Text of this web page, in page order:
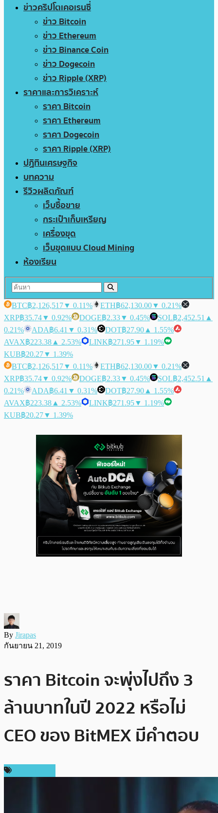
ข่าวคริปโตเคอเรนซี่
ข่าว Bitcoin
ข่าว Ethereum
ข่าว Binance Coin
ข่าว Dogecoin
ข่าว Ripple (XRP)
ราคาและการวิเคราะห์
ราคา Bitcoin
ราคา Ethereum
ราคา Dogecoin
ราคา Ripple (XRP)
ปฏิทินเศรษฐกิจ
บทความ
รีวิวผลิตภัณฑ์
เว็บซื้อขาย
กระเป๋าเก็บเหรียญ
เครื่องขุด
เว็บขุดแบบ Cloud Mining
ห้องเรียน
BTC฿2,126,517▼ 0.11% ETH฿62,130.00▼ 0.21%
XRP฿35.74▼ 0.92% DOGE฿2.33▼ 0.45% SOL฿2,452.51 ▲
0.21%
ADA฿6.41 ▼ 0.31% DOT฿27.90 ▲ 1.55%
AVAX฿223.38 ▲ 2.53% LINK฿271.95▼ 1.19%
KUB฿20.27▼ 1.39%
BTC฿2,126,517▼ 0.11% ETH฿62,130.00▼ 0.21%
XRP฿35.74▼ 0.92% DOGE฿2.33▼ 0.45% SOL฿2,452.51 ▲
0.21%
ADA฿6.41 ▼ 0.31% DOT฿27.90 ▲ 1.55%
AVAX฿223.38 ▲ 2.53% LINK฿271.95▼ 1.19%
KUB฿20.27▼ 1.39%
By Jirapas
กันยายน 21, 2019
ราคา Bitcoin จะพุ่งไปถึง 3
ล้านบาทในปี 2022 หรือไม่
CEO ของ BitMEX มีคำตอบ